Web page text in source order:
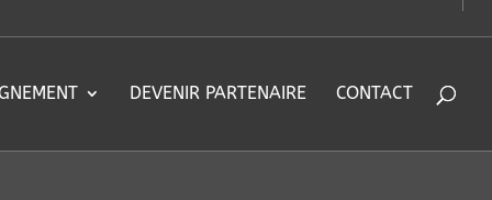
DEVENIR PARTENAIRE CONTACT